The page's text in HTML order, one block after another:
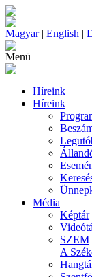
Magyar| English |
Menü
Híreink
Híreink
Média
Képtár
SZEM
A